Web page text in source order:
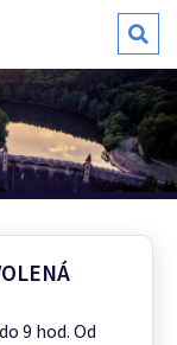
9 hod. Od